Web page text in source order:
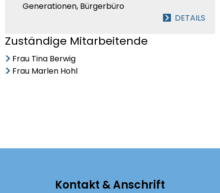
Generationen, Bürgerbüro
DETAILS
Zuständige Mitarbeitende
Frau Tina Berwig
Frau Marlen Hohl
Kontakt & Anschrift